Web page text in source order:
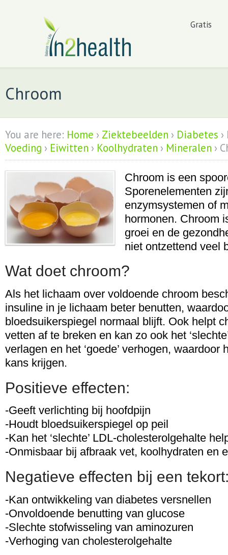
Gratis
Chroom
You are here: Home › Ziektebeelden › Diabetes ›
Voeding › Eiwitten › Koolhydraten › Mineralen ›
Chroom is een
Sporenelementen
enzymsystemen of
hormonen. Chroom
groei en de
niet ontzettend veel
Wat doet chroom?
Als het lichaam over voldoende chroom
insuline in je lichaam beter benutten,
bloedsuikerspiegel normaal blijft. Ook helpt
vetten af te breken en kan zo ook het
verlagen en het ‘goede’ verhogen, waardoor
kans krijgen.
Positieve effecten:
-Geeft verlichting bij hoofdpijn
-Houdt bloedsuikerspiegel op peil
-Kan het ‘slechte’ LDL-cholesterolgehalte
-Onmisbaar bij afbraak vet, koolhydraten en
Negatieve effecten bij een
-Kan ontwikkeling van diabetes versnellen
-Onvoldoende benutting van glucose
-Slechte stofwisseling van aminozuren
-Verhoging van cholesterolgehalte